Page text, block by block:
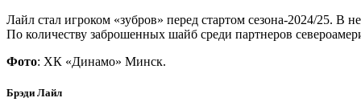
Лайл стал игроком «зубров» перед стартом сезона-2024/25. В
По количеству заброшенных шайб среди партнеров
Фото: ХК «Динамо» Минск.
Брэди Лайл